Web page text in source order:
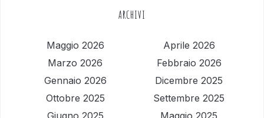
ARCHIVI
Maggio 2026
Aprile 2026
Marzo 2026
Febbraio 2026
Gennaio 2026
Dicembre 2025
Ottobre 2025
Settembre 2025
Giugno 2025
Maggio 2025